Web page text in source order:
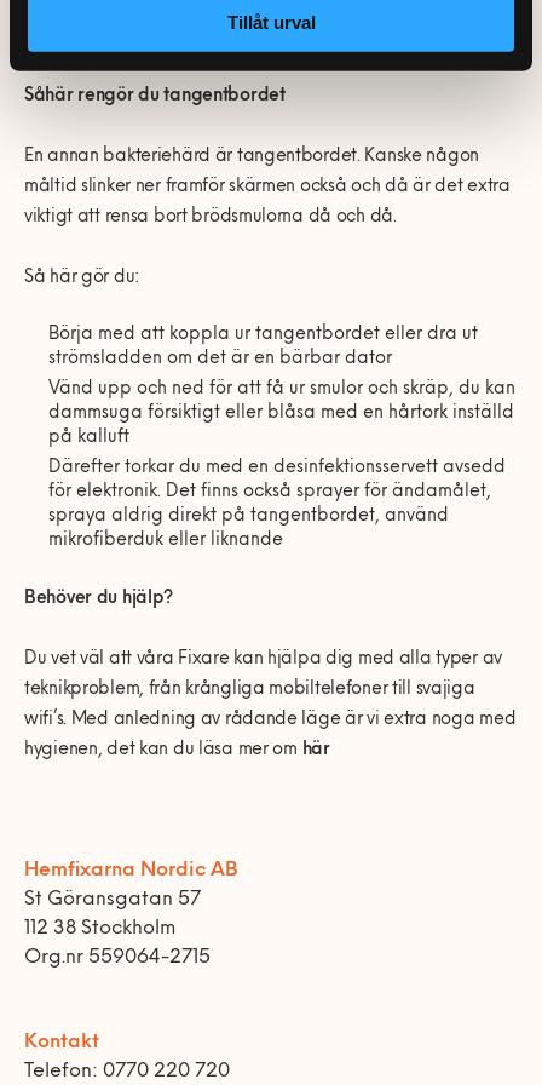
Tillåt urval
Såhär rengör du tangentbordet
En annan bakteriehärd är tangentbordet. Kanske någon
måltid slinker ner framför skärmen också och då är det extra
viktigt att rensa bort brödsmulorna då och då.
Så här gör du:
Börja med att koppla ur tangentbordet eller dra ut
strömsladden om det är en bärbar dator
Vänd upp och ned för att få ur smulor och skräp, du kan
dammsuga försiktigt eller blåsa med en hårtork inställd
på kalluft
Därefter torkar du med en desinfektionsservett avsedd
för elektronik. Det finns också sprayer för ändamålet,
spraya aldrig direkt på tangentbordet, använd
mikrofiberduk eller liknande
Behöver du hjälp?
Du vet väl att våra Fixare kan hjälpa dig med alla typer av
teknikproblem, från krångliga mobiltelefoner till svajiga
wifi’s. Med anledning av rådande läge är vi extra noga med
hygienen, det kan du läsa mer om här
Hemfixarna Nordic AB
St Göransgatan 57
112 38 Stockholm
Org.nr 559064-2715
Kontakt
Telefon: 0770 220 720